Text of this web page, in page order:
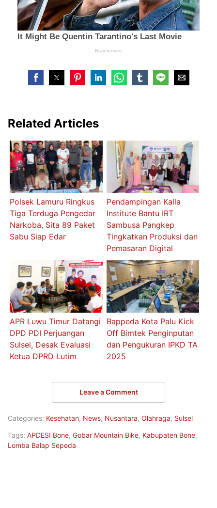
Related Articles
Polsek Lamuru Ringkus
Tiga Terduga Pengedar
Narkoba, Sita 89 Paket
Sabu Siap Edar
Pendampingan Kalla
Institute Bantu IRT
Sambusa Pangkep
Tingkatkan Produksi dan
Pemasaran Digital
APR Luwu Timur Datangi
DPD PDI Perjuangan
Sulsel, Desak Evaluasi
Ketua DPRD Lutim
Bappeda Kota Palu Kick
Off Bimtek Penginputan
dan Pengukuran IPKD TA
2025
Leave a Comment
Categories: Kesehatan, News, Nusantara, Olahraga, Sulsel
Tags: APDESI Bone, Gobar Mountain Bike, Kabupaten Bone,
Lomba Balap Sepeda